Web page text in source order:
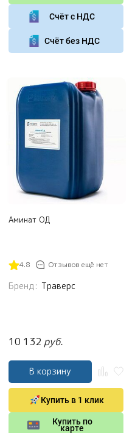
Счёт с НДС
Счёт без НДС
Аминат ОД
4.8 Отзывов ещё нет
Бренд: Траверс
10 132 руб.
В корзину
Купить в 1 клик
Купить по
карте